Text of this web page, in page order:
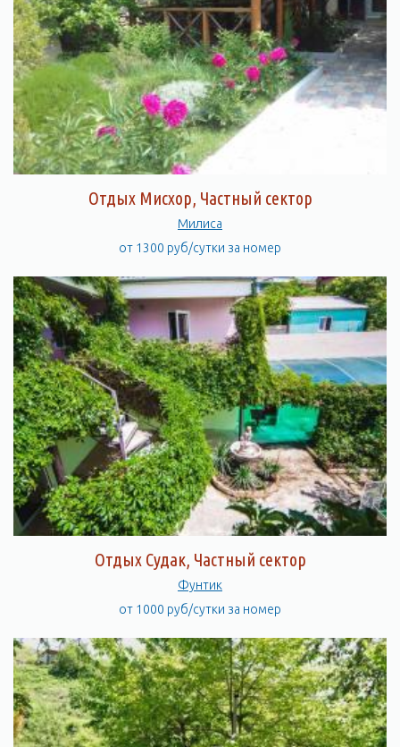
Отдых Мисхор, Частный сектор
Милиса
от 1300 руб/сутки за номер
Отдых Судак, Частный сектор
Фунтик
от 1000 руб/сутки за номер